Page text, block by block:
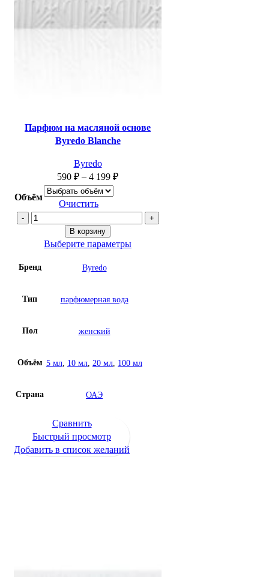
Парфюм на масляной основе
Byredo Blanche
Byredo
590 ₽ – 4 199 ₽
Объём
Очистить
Количество
Парфюм
масляной
Byredo
В корзину
Выберите параметры
Бренд Byredo
Тип парфюмерная вода
Пол женский
Объём 5 мл 10 мл 20 мл 100 мл
Страна ОАЭ
Сравнить
Быстрый просмотр
Добавить в список желаний